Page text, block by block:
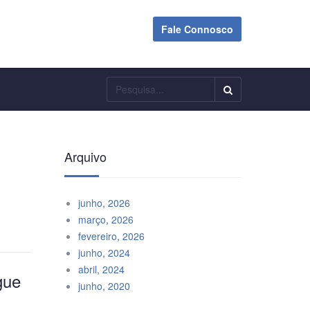
Fale Connosco
Pesquisar
Arquivo
junho, 2026
março, 2026
fevereiro, 2026
junho, 2024
abril, 2024
junho, 2020